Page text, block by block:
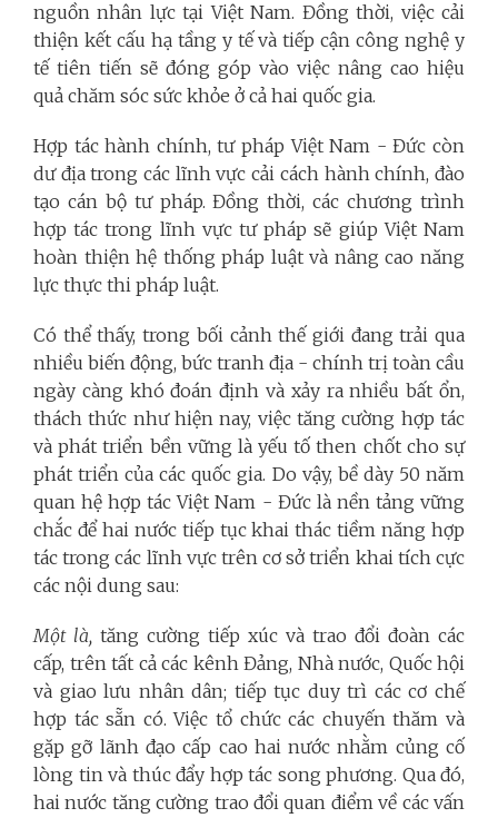
nguồn nhân lực tại Việt Nam. Đồng thời, việc cải
thiện kết cấu hạ tầng y tế và tiếp cận công nghệ y
tế tiên tiến sẽ đóng góp vào việc nâng cao hiệu
quả chăm sóc sức khỏe ở cả hai quốc gia.
Hợp tác hành chính, tư pháp Việt Nam - Đức còn
dư địa trong các lĩnh vực cải cách hành chính, đào
tạo cán bộ tư pháp. Đồng thời, các chương trình
hợp tác trong lĩnh vực tư pháp sẽ giúp Việt Nam
hoàn thiện hệ thống pháp luật và nâng cao năng
lực thực thi pháp luật.
Có thể thấy, trong bối cảnh thế giới đang trải qua
nhiều biến động, bức tranh địa - chính trị toàn cầu
ngày càng khó đoán định và xảy ra nhiều bất ổn,
thách thức như hiện nay, việc tăng cường hợp tác
và phát triển bền vững là yếu tố then chốt cho sự
phát triển của các quốc gia. Do vậy, bề dày 50 năm
quan hệ hợp tác Việt Nam - Đức là nền tảng vững
chắc để hai nước tiếp tục khai thác tiềm năng hợp
tác trong các lĩnh vực trên cơ sở triển khai tích cực
các nội dung sau:
Một là, tăng cường tiếp xúc và trao đổi đoàn các
cấp, trên tất cả các kênh Đảng, Nhà nước, Quốc hội
và giao lưu nhân dân; tiếp tục duy trì các cơ chế
hợp tác sẵn có. Việc tổ chức các chuyến thăm và
gặp gỡ lãnh đạo cấp cao hai nước nhằm củng cố
lòng tin và thúc đẩy hợp tác song phương. Qua đó,
hai nước tăng cường trao đổi quan điểm về các vấn